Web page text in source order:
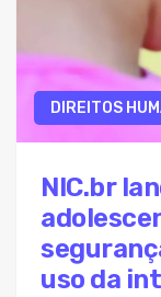
DIREITOS
NIC.br
uso da